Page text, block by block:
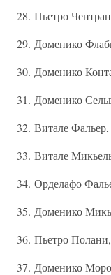
28. Пьетро
29. Доменико
30. Доменико
31. Доменико
32. Витале
33. Витале
34. Орделафо
35. Доменико
36. Пьетро
37. Доменико